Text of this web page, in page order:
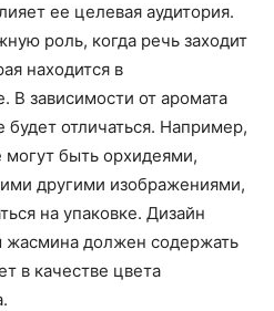
ее целевая аудитория.
роль, когда речь заходит
находится в
В зависимости от аромата
отличаться. Например,
быть орхидеями,
другими изображениями,
на упаковке. Дизайн
жасмина должен содержать
в качестве цвета